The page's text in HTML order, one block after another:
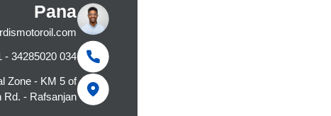
Pana
034 34285020 - 021 22952242
Zone - KM 5 of
Rd. - Rafsanjan